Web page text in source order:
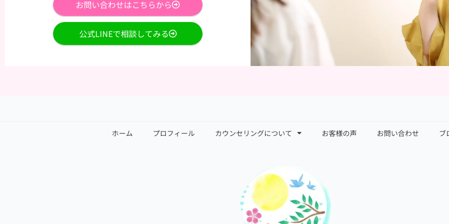
お問い合わせはこちらから
公式LINEで相談してみる
ホーム プロフィール カウンセリングについて お客様の声 お問い合わせ ブ